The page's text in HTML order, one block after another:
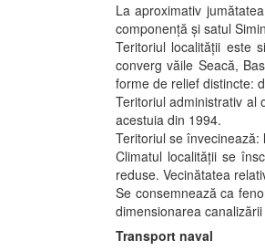
La aproximativ
componenţă şi satul
Teritoriul localităţii este
converg văile Seacă,
forme de relief distincte:
Teritoriul administrativ al
acestuia din 1994.
Teritoriul se
Climatul localităţii se
reduse. Vecinătatea
Se consemnează ca
dimensionarea
Transport naval